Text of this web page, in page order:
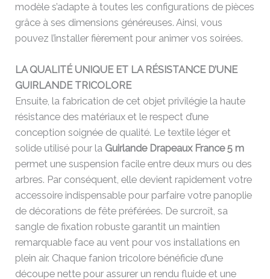
modèle s’adapte à toutes les configurations de pièces
grâce à ses dimensions généreuses. Ainsi, vous
pouvez l’installer fièrement pour animer vos soirées.
LA QUALITÉ UNIQUE ET LA RÉSISTANCE D’UNE
GUIRLANDE TRICOLORE
Ensuite, la fabrication de cet objet privilégie la haute
résistance des matériaux et le respect d’une
conception soignée de qualité. Le textile léger et
solide utilisé pour la Guirlande Drapeaux France 5 m
permet une suspension facile entre deux murs ou des
arbres. Par conséquent, elle devient rapidement votre
accessoire indispensable pour parfaire votre panoplie
de décorations de fête préférées. De surcroît, sa
sangle de fixation robuste garantit un maintien
remarquable face au vent pour vos installations en
plein air. Chaque fanion tricolore bénéficie d’une
découpe nette pour assurer un rendu fluide et une